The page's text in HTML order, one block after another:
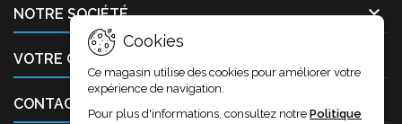
NOTRE SOCIÉTÉ 
VOTRE COMPTE
CONTACT
Cookies
Ce magasin utilise des cookies pour améliorer votre
expérience de navigation.
Pour plus d'informations, consultez notre Politique